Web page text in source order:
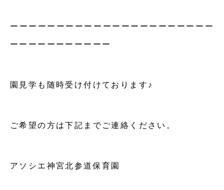
ーーーーーーーーーーーーーーーーーーーーーー
ーーーーーーーーーーー
園見学も随時受け付けております♪
ご希望の方は下記までご連絡ください。
アソシエ神宮北参道保育園